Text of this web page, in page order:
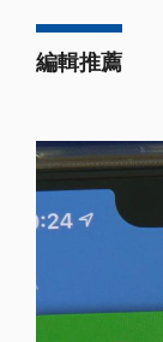
編輯推薦